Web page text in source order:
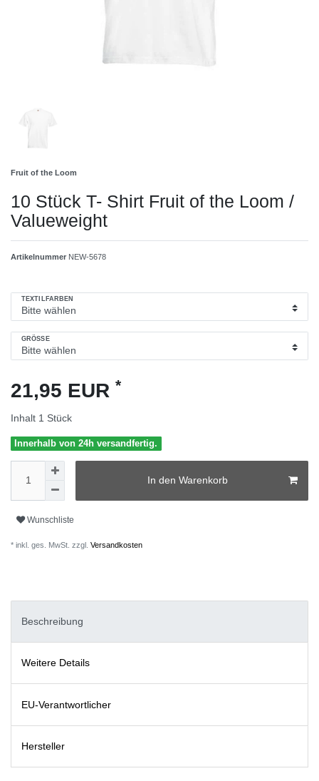
Fruit of the Loom
10 Stück T- Shirt Fruit of the Loom /
Valueweight
Artikelnummer NEW-5678
TEXTILFARBEN
GRÖSSE
21,95 EUR *
Inhalt 1 Stück
Innerhalb von 24h versandfertig.
In den Warenkorb
Wunschliste
* inkl. ges. MwSt. zzgl. Versandkosten
Beschreibung
Weitere Details
EU-Verantwortlicher
Hersteller